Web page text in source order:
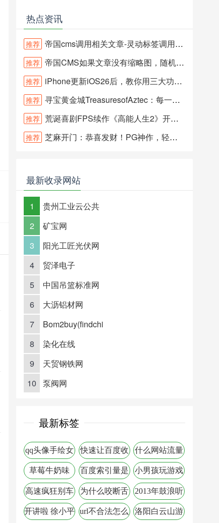
热点资讯
推荐 帝国cms调用相关文章-灵动标签调用相关文章实现教程-简单方法推荐
推荐 帝国CMS如果文章没有缩略图，随机调用自定义图片
推荐 iPhone更新iOS26后，教你用三大功能优化PG芝麻开门
推荐 寻宝黄金城TreasuresofAztec：每一次旋转，都藏着远古财富！
推荐 荒诞喜剧FPS续作《高能人生2》开启JDB星际水果霸冒险新篇章
推荐 芝麻开门：恭喜发财！PG神作，轻松解锁万倍巨奖！
最新收录网站
1
贵州工业云公共
2
矿宝网
3
阳光工匠光伏网
4
贸泽电子
5
中国吊篮标准网
6
大沥铝材网
7
Bom2buy(findchi
8
染化在线
9
天贸钢铁网
10
泵阀网
最新标签
qq头像手绘女
生
快速让百度收
录网站
什么网站流量
大
草莓牛奶味
百度索引量是
什么意思
小男孩玩游戏
小游戏
高速疯狂别车
为什么咬断舌
头会死
2013年鼓浪听
涛
开讲啦 徐小平 url不合法怎么 洛阳白云山游